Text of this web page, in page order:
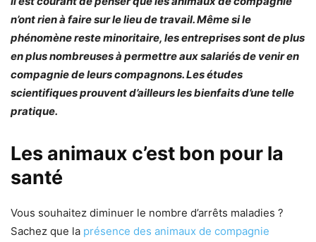
n’ont rien à faire sur le lieu de travail. Même si le
phénomène reste minoritaire, les entreprises sont de plus
en plus nombreuses à permettre aux salariés de venir en
compagnie de leurs compagnons. Les études
scientifiques prouvent d’ailleurs les bienfaits d’une telle
pratique.
Les animaux c’est bon pour la
santé
Vous souhaitez diminuer le nombre d’arrêts maladies ?
Sachez que la présence des animaux de compagnie